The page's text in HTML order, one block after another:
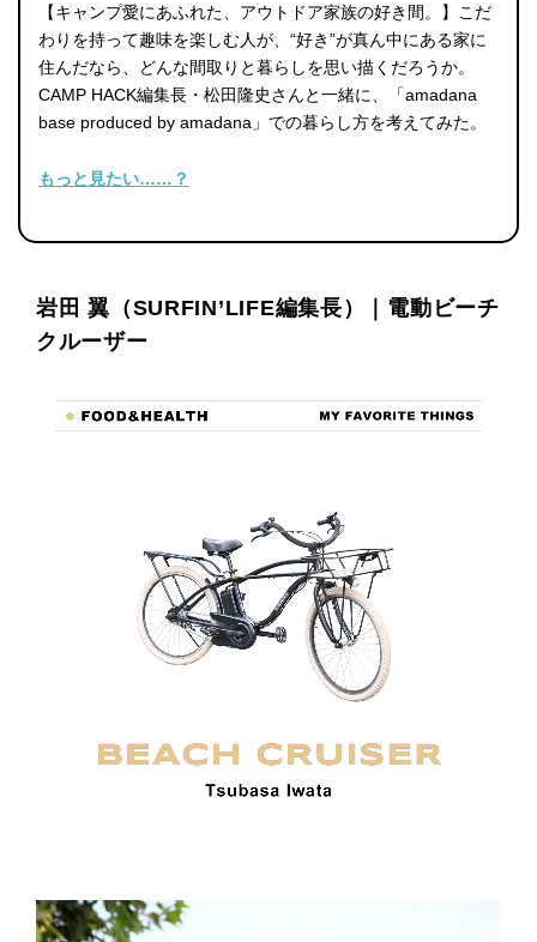
【キャンプ愛にあふれた、アウトドア家族の好き間。】こだ
わりを持って趣味を楽しむ人が、“好き”が真ん中にある家に
住んだなら、どんな間取りと暮らしを思い描くだろうか。
CAMP HACK編集長・松田隆史さんと一緒に、「amadana
base produced by amadana」での暮らし方を考えてみた。
もっと見たい……？
岩田 翼（SURFIN’LIFE編集長）｜電動ビーチ
クルーザー